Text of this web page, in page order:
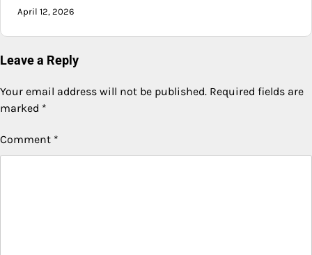
April 12, 2026
Leave a Reply
Your email address will not be published. Required fields are
marked *
Comment *